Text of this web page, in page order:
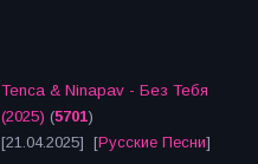
Tenca & Ninapav - Без Тебя
(2025) (5701)
[21.04.2025] [Русские Песни]